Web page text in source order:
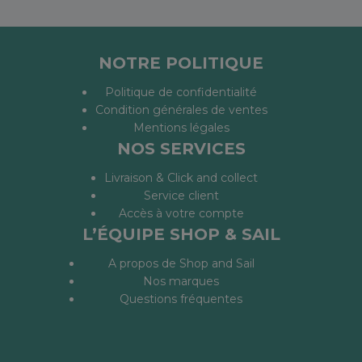
NOTRE POLITIQUE
Politique de confidentialité
Condition générales de ventes
Mentions légales
NOS SERVICES
Livraison & Click and collect
Service client
Accès à votre compte
L’ÉQUIPE SHOP & SAIL
A propos de Shop and Sail
Nos marques
Questions fréquentes